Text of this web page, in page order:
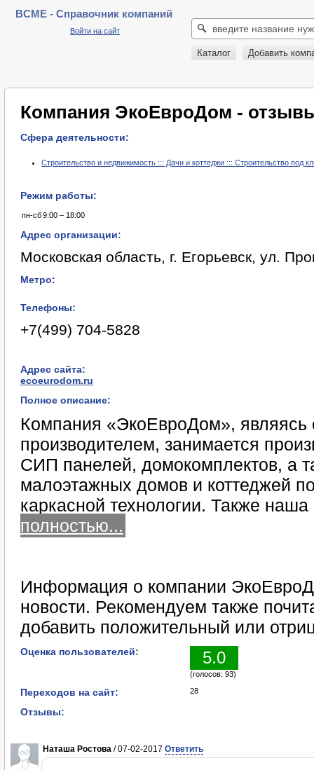
BCME - Справочник компаний
Войти на сайт
Каталог Добавить
Компания ЭкоЕвроДом -
Сфера деятельности:
Строительство и недвижимость ::: Дачи и коттеджи ::: Строительство под
Режим работы:
пн-сб9:00 – 18:00
Адрес организации:
Московская область, г. Егорьевск, ул.
Метро:
Телефоны:
+7(499) 704-5828
Адрес сайта:
ecoeurodom.ru
Полное описание:
Компания «ЭкоЕвроДом»,
производителем, занимается
СИП панелей, домокомплектов, а
малоэтажных домов и коттеджей
каркасной технологии. Также
полностью...
Информация о компании
новости. Рекомендуем также
добавить положительный или
Оценка пользователей: 5.0
(голосов: 93)
Переходов на сайт: 28
Отзывы:
Наташа Ростова / 07-02-2017 Ответить